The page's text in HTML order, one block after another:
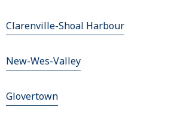
Clarenville-Shoal Harbour
New-Wes-Valley
Glovertown